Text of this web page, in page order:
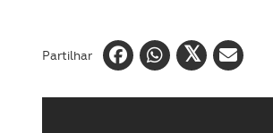
Partilhar